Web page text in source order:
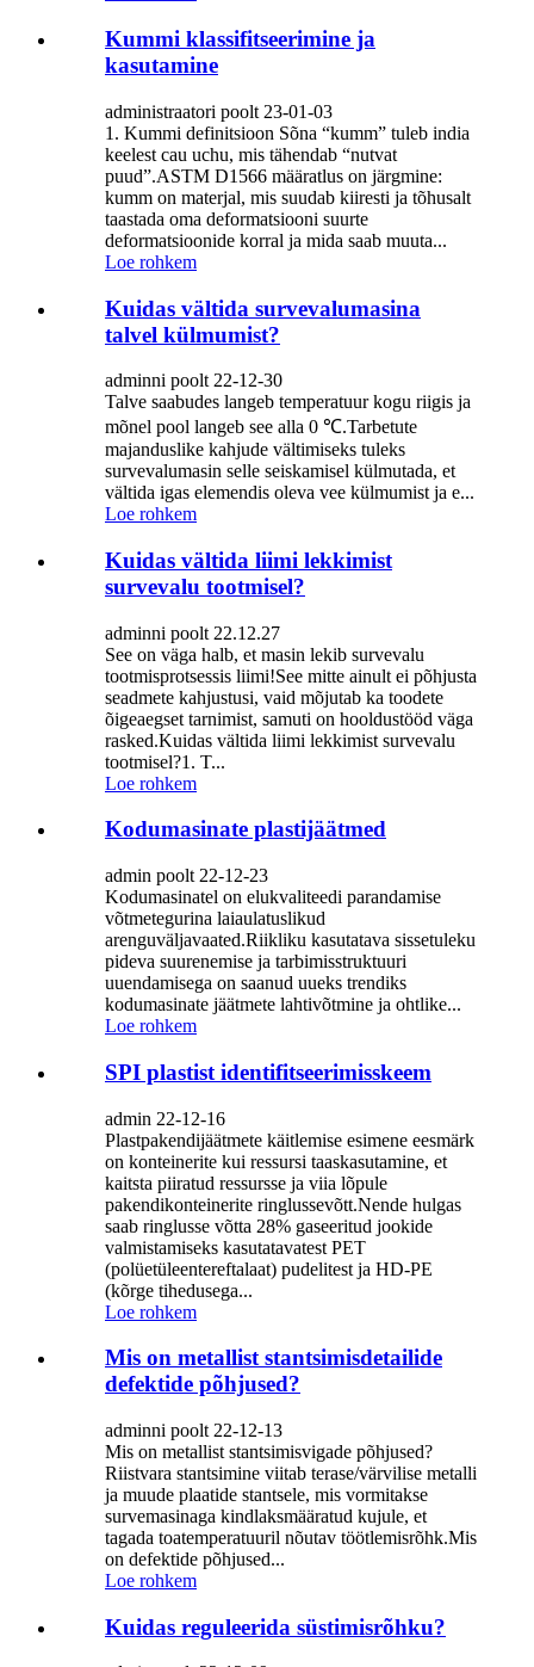
Kummi klassifitseerimine ja
kasutamine
administraatori poolt 23-01-03
1. Kummi definitsioon Sõna “kumm” tuleb india
keelest cau uchu, mis tähendab “nutvat
puud”.ASTM D1566 määratlus on järgmine:
kumm on materjal, mis suudab kiiresti ja tõhusalt
taastada oma deformatsiooni suurte
deformatsioonide korral ja mida saab muuta...
Loe rohkem
Kuidas vältida survevalumasina
talvel külmumist?
adminni poolt 22-12-30
Talve saabudes langeb temperatuur kogu riigis ja
mõnel pool langeb see alla 0 ℃.Tarbetute
majanduslike kahjude vältimiseks tuleks
survevalumasin selle seiskamisel külmutada, et
vältida igas elemendis oleva vee külmumist ja e...
Loe rohkem
Kuidas vältida liimi lekkimist
survevalu tootmisel?
adminni poolt 22.12.27
See on väga halb, et masin lekib survevalu
tootmisprotsessis liimi!See mitte ainult ei põhjusta
seadmete kahjustusi, vaid mõjutab ka toodete
õigeaegset tarnimist, samuti on hooldustööd väga
rasked.Kuidas vältida liimi lekkimist survevalu
tootmisel?1. T...
Loe rohkem
Kodumasinate plastijäätmed
admin poolt 22-12-23
Kodumasinatel on elukvaliteedi parandamise
võtmetegurina laiaulatuslikud
arenguväljavaated.Riikliku kasutatava sissetuleku
pideva suurenemise ja tarbimisstruktuuri
uuendamisega on saanud uueks trendiks
kodumasinate jäätmete lahtivõtmine ja ohtlike...
Loe rohkem
SPI plastist identifitseerimisskeem
admin 22-12-16
Plastpakendijäätmete käitlemise esimene eesmärk
on konteinerite kui ressursi taaskasutamine, et
kaitsta piiratud ressursse ja viia lõpule
pakendikonteinerite ringlussevõtt.Nende hulgas
saab ringlusse võtta 28% gaseeritud jookide
valmistamiseks kasutatavatest PET
(polüetüleentereftalaat) pudelitest ja HD-PE
(kõrge tihedusega...
Loe rohkem
Mis on metallist stantsimisdetailide
defektide põhjused?
adminni poolt 22-12-13
Mis on metallist stantsimisvigade põhjused?
Riistvara stantsimine viitab terase/värvilise metalli
ja muude plaatide stantsele, mis vormitakse
survemasinaga kindlaksmääratud kujule, et
tagada toatemperatuuril nõutav töötlemisrõhk.Mis
on defektide põhjused...
Loe rohkem
Kuidas reguleerida süstimisrõhku?